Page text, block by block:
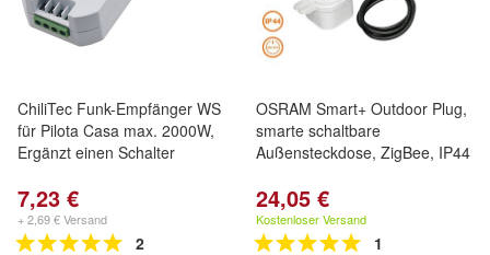
ChiliTec Funk-Empfänger WS
für Pilota Casa max. 2000W,
Ergänzt einen Schalter
7,23 €
+ 2,69 € Versand
2
OSRAM Smart+ Outdoor Plug,
smarte schaltbare
Außensteckdose, ZigBee, IP44
24,05 €
Kostenloser Versand
1